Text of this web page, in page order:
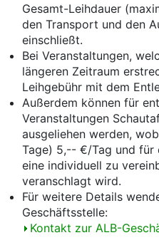
Gesamt-Leihdauer
den Transport und den
einschließt.
Bei Veranstaltungen,
längeren Zeitraum
Leihgebühr mit dem
Außerdem können für
Veranstaltungen
ausgeliehen werden,
Tage) 5,-- €/Tag und für
eine individuell zu
veranschlagt wird.
Für weitere Details
Geschäftsstelle:
Kontakt zur ALB-